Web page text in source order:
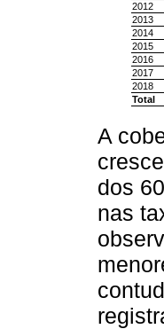
2012
2013
2014
2015
2016
2017
2018
Total
A
dos
nas